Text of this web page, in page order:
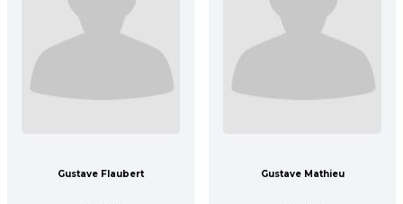
Gustave Flaubert Gustave Mathieu